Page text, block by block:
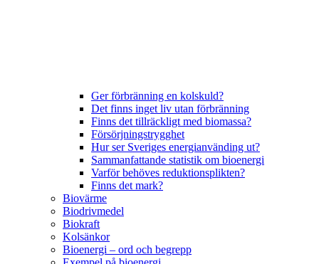
Ger förbränning en kolskuld?
Det finns inget liv utan förbränning
Finns det tillräckligt med biomassa?
Försörjningstrygghet
Hur ser Sveriges energianvänding ut?
Sammanfattande statistik om bioenergi
Varför behöves reduktionsplikten?
Finns det mark?
Biovärme
Biodrivmedel
Biokraft
Kolsänkor
Bioenergi – ord och begrepp